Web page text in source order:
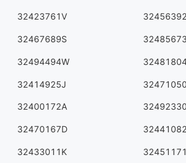
32423761V
32467689S
32494494W
32414925J
32400172A
32470167D
32433011K